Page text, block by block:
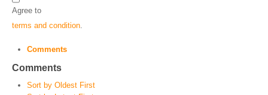
Agree to
terms and condition
Comments
Comments
Sort by Oldest First